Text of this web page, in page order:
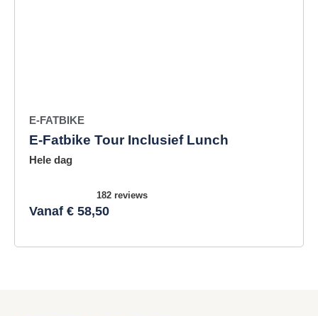
E-FATBIKE
E-Fatbike Tour Inclusief Lunch
Hele dag
182 reviews
Vanaf € 58,50